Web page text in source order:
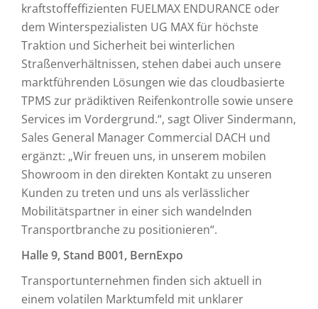
kraftstoffeffizienten FUELMAX ENDURANCE oder
dem Winterspezialisten UG MAX für höchste
Traktion und Sicherheit bei winterlichen
Straßenverhältnissen, stehen dabei auch unsere
marktführenden Lösungen wie das cloudbasierte
TPMS zur prädiktiven Reifenkontrolle sowie unsere
Services im Vordergrund.“, sagt Oliver Sindermann,
Sales General Manager Commercial DACH und
ergänzt: „Wir freuen uns, in unserem mobilen
Showroom in den direkten Kontakt zu unseren
Kunden zu treten und uns als verlässlicher
Mobilitätspartner in einer sich wandelnden
Transportbranche zu positionieren“.
Halle 9, Stand B001, BernExpo
Transportunternehmen finden sich aktuell in
einem volatilen Marktumfeld mit unklarer